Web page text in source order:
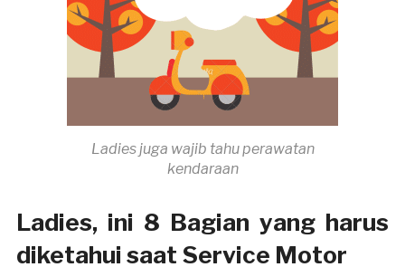
Ladies juga wajib tahu perawatan
kendaraan
Ladies, ini 8 Bagian yang harus
diketahui saat Service Motor